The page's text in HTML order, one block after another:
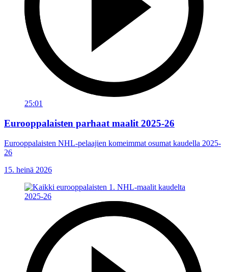
25:01
Eurooppalaisten parhaat maalit 2025-26
Eurooppalaisten NHL-pelaajien komeimmat osumat kaudella 2025-
26
15. heinä 2026